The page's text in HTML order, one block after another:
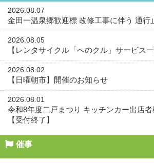
2026.08.07
金田一温泉郷歓迎標 改修工事に伴う 通行
2026.08.05
【レンタサイクル「へのクル」サービス
2026.08.02
【日曜朝市】開催のお知らせ
2026.08.01
令和8年度二戸まつり キッチンカー出店
【受付終了】
催事